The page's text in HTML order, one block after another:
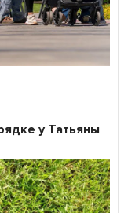
у Татьяны